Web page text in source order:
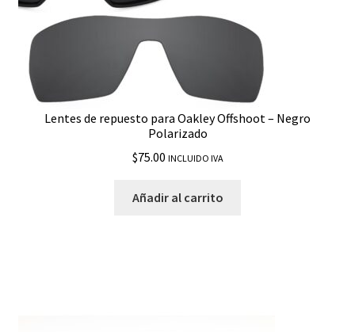
Lentes de repuesto para Oakley Offshoot – Negro
Polarizado
$75.00 INCLUIDO IVA
Añadir al carrito